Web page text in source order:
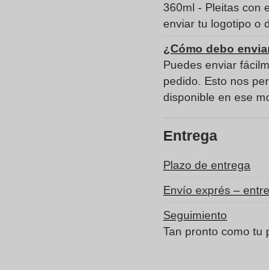
360ml - Pleitas con
enviar tu logotipo o
¿Cómo debo
Puedes enviar
pedido. Esto nos
disponible en ese
Entrega
Plazo de entrega
Envío exprés –
Seguimiento
Tan pronto como tu